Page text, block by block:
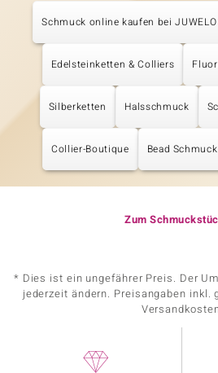
Schmuck online kaufen bei JUWELO
Edelsteinketten & Colliers
Silberketten Halsschmuck
Collier-Boutique Bead Schmuck
Zum
* Dies ist ein ungefährer Preis. Der
jederzeit ändern. Preisangaben inkl.